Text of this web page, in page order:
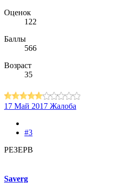
Оценок
122
Баллы
566
Возраст
35
17 Май 2017 Жалоба
#3
РЕЗЕРВ
Saverg